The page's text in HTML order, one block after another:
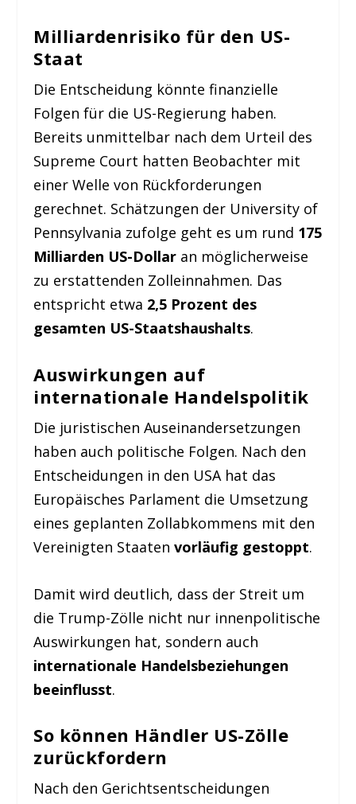
Milliardenrisiko für den US-
Staat
Die Entscheidung könnte finanzielle
Folgen für die US-Regierung haben.
Bereits unmittelbar nach dem Urteil des
Supreme Court hatten Beobachter mit
einer Welle von Rückforderungen
gerechnet. Schätzungen der University of
Pennsylvania zufolge geht es um rund 175
Milliarden US-Dollar an möglicherweise
zu erstattenden Zolleinnahmen. Das
entspricht etwa 2,5 Prozent des
gesamten US-Staatshaushalts.
Auswirkungen auf
internationale Handelspolitik
Die juristischen Auseinandersetzungen
haben auch politische Folgen. Nach den
Entscheidungen in den USA hat das
Europäisches Parlament die Umsetzung
eines geplanten Zollabkommens mit den
Vereinigten Staatenvorläufig gestoppt.
Damit wird deutlich, dass der Streit um
die Trump-Zölle nicht nur innenpolitische
Auswirkungen hat, sondern auch
internationale Handelsbeziehungen
beeinflusst.
So können Händler US-Zölle
zurückfordern
Nach den Gerichtsentscheidungen